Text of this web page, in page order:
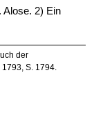
Alose. 2) Ein
der
S. 1794.